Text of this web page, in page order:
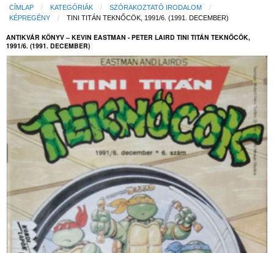
Morzsa
CÍMLAP KATEGÓRIÁK
SZÓRAKOZTATÓ IRODALOM
KÉPREGÉNY
CURRENT:
TINI TITÁN TEKNŐCÖK, 1991/6. (1991. DECEMBER)
ANTIKVÁR KÖNYV – KEVIN EASTMAN - PETER LAIRD TINI TITÁN TEKNŐCÖK,
1991/6. (1991. DECEMBER)